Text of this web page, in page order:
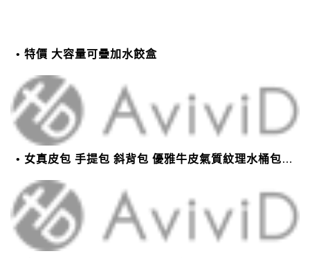
特價 大容量可疊加水餃盒
女真皮包 手提包 斜背包 優雅牛皮氣質紋理水桶包(2色)【XBO7950112】＊艾美時尚(現+預)